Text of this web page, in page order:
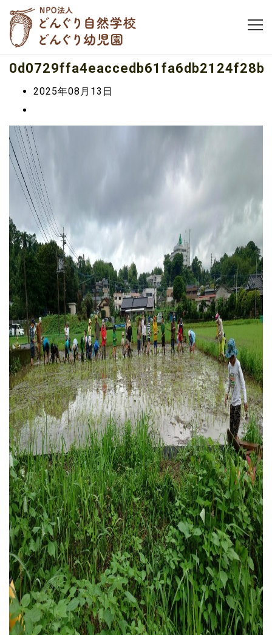
0d0729ffa4eaccedb61fa6db2124f28b
2025年08月13日